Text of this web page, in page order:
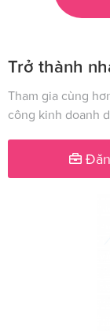
Trở thành
Tham gia cùng
công kinh doanh